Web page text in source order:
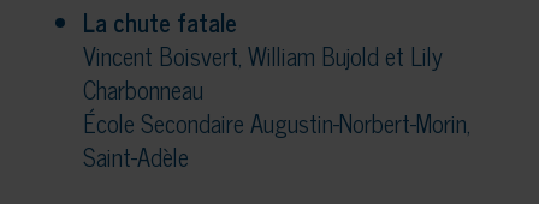
La chute fatale
Vincent Boisvert, William Bujold et Lily
Charbonneau
École Secondaire Augustin-Norbert-Morin,
Saint-Adèle